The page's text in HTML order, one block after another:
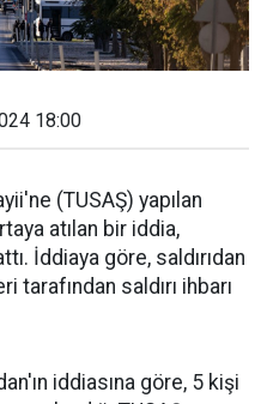
18:00
(TUSAŞ) yapılan
atılan bir iddia,
İddiaya göre, saldırıdan
saldırı ihbarı
iddiasına göre, 5 kişi